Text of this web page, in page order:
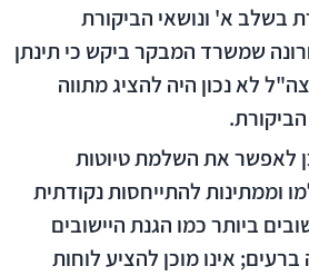
בשלב א' ונושאי הביקורת
שמשרד המבקר ביקש כי תינתן
לא נכון היה להציג מתווה
לאפשר את השלמת טיוטות
וממתינות להתייחסות נקודתית
ביותר כמו הגנת היישובים
אינו מוכן להציע לוחות